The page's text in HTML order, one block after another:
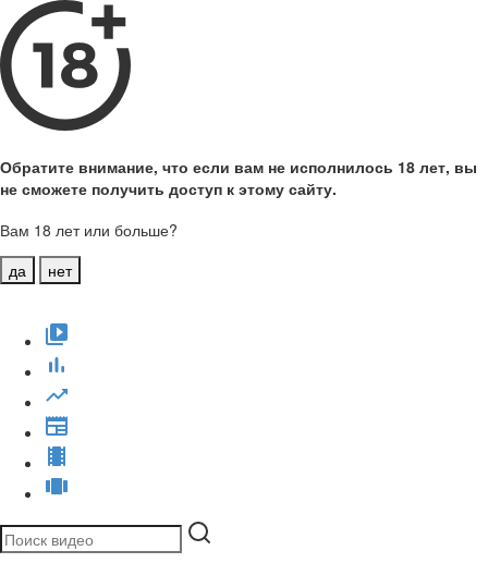
Обратите внимание, что если вам не исполнилось 18 лет, вы
не сможете получить доступ к этому сайту.
Вам 18 лет или больше?
да
нет